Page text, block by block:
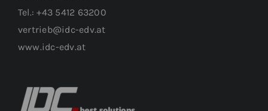
Tel.: +43 5412 63200
vertrieb@idc-edv.at
www.idc-edv.at